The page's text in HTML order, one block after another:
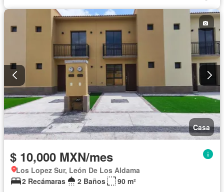
Casa
$ 10,000 MXN/mes
Los Lopez Sur, León De Los Aldama
2 Recámaras
2 Baños 90 m²